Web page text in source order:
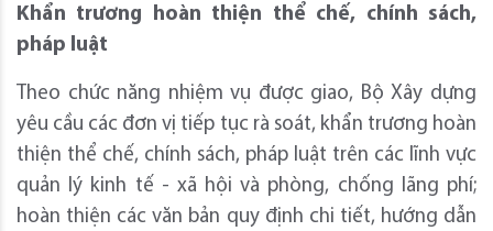
Khẩn trương hoàn thiện thể chế, chính sách,
pháp luật
Theo chức năng nhiệm vụ được giao, Bộ Xây dựng
yêu cầu các đơn vị tiếp tục rà soát, khẩn trương hoàn
thiện thể chế, chính sách, pháp luật trên các lĩnh vực
quản lý kinh tế - xã hội và phòng, chống lãng phí;
hoàn thiện các văn bản quy định chi tiết, hướng dẫn